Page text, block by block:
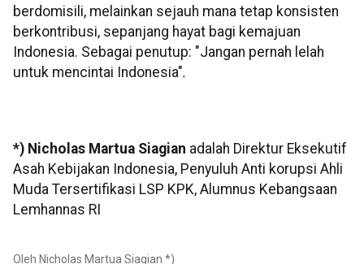
berdomisili, melainkan sejauh mana tetap konsisten
berkontribusi, sepanjang hayat bagi kemajuan
Indonesia. Sebagai penutup: "Jangan pernah lelah
untuk mencintai Indonesia".
*) Nicholas Martua Siagian adalah Direktur Eksekutif
Asah Kebijakan Indonesia, Penyuluh Anti korupsi Ahli
Muda Tersertifikasi LSP KPK, Alumnus Kebangsaan
Lemhannas RI
Oleh Nicholas Martua Siagian *)